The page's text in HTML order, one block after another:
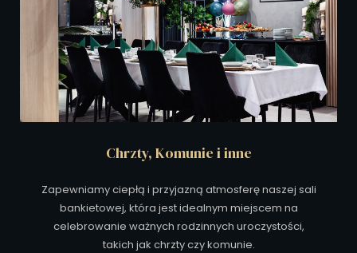
Chrzty, Komunie i inne
Zapewniamy ciepłą i przyjazną atmosferę naszej sali
bankietowej, która jest idealnym miejscem na
celebrowanie ważnych rodzinnych uroczystości,
takich jak chrzty czy komunie.